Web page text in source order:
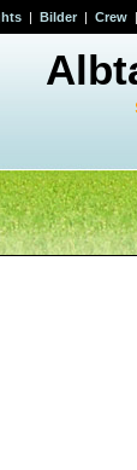
| Bilder| Crew|